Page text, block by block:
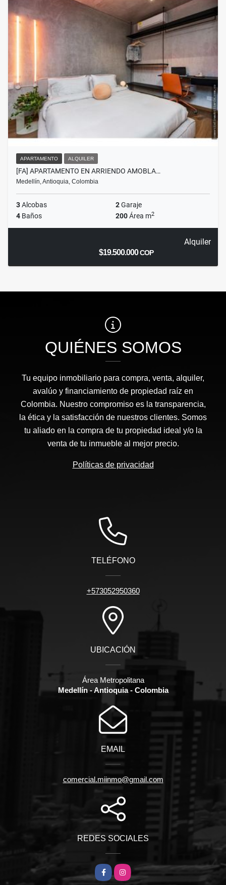
APARTAMENTO ALQUILER
[FA] APARTAMENTO EN ARRIENDO AMOBLA…
Medellín, Antioquia, Colombia
3Alcobas 2Garaje
4 Baños 200Área m2
Alquiler
$19.500.000COP
QUIÉNES SOMOS
Tu equipo inmobiliario para compra, venta, alquiler,
avalúo y financiamiento de propiedad raíz en
Colombia. Nuestro compromiso es la transparencia,
la ética y la satisfacción de nuestros clientes. Somos
tu aliado en la compra de tu propiedad ideal y/o la
venta de tu inmueble al mejor precio.
Políticas de privacidad
TELÉFONO
+573052950360
UBICACIÓN
Área Metropolitana
Medellín - Antioquia - Colombia
EMAIL
comercial.miinmo@gmail.com
REDES SOCIALES
FacebookInstagram